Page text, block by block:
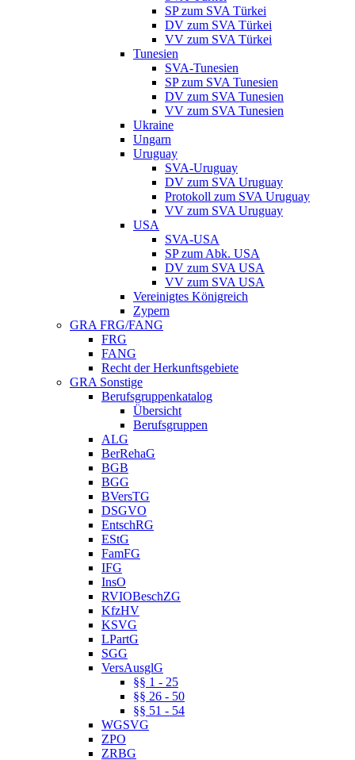
SP zum SVA Türkei
DV zum SVA Türkei
VV zum SVA Türkei
Tunesien
SVA-Tunesien
SP zum SVA Tunesien
DV zum SVA Tunesien
VV zum SVA Tunesien
Ukraine
Ungarn
Uruguay
SVA-Uruguay
DV zum SVA Uruguay
Protokoll zum SVA Uruguay
VV zum SVA Uruguay
USA
SVA-USA
SP zum Abk. USA
DV zum SVA USA
VV zum SVA USA
Vereinigtes Königreich
Zypern
GRA FRG/FANG
FRG
FANG
Recht der Herkunftsgebiete
GRA Sonstige
Berufsgruppenkatalog
Übersicht
Berufsgruppen
ALG
BerRehaG
BGB
BGG
BVersTG
DSGVO
EntschRG
EStG
FamFG
IFG
InsO
RVIOBeschZG
KfzHV
KSVG
LPartG
SGG
VersAusglG
§§ 1 - 25
§§ 26 - 50
§§ 51 - 54
WGSVG
ZPO
ZRBG